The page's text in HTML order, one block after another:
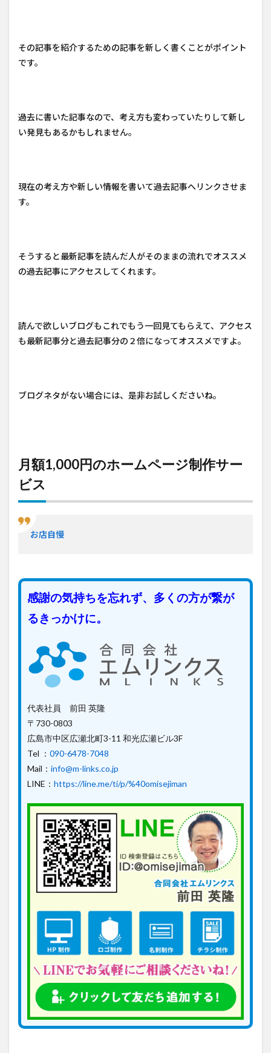
その記事を紹介するための記事を新しく書くことがポイント
です。
過去に書いた記事なので、考え方も変わっていたりして新し
い発見もあるかもしれません。
現在の考え方や新しい情報を書いて過去記事へリンクさせま
す。
そうすると最新記事を読んだ人がそのままの流れでオススメ
の過去記事にアクセスしてくれます。
読んで欲しいブログもこれでもう一回見てもらえて、アクセス
も最新記事分と過去記事分の２倍になってオススメですよ。
ブログネタがない場合には、是非お試しくださいね。
月額1,000円のホームページ制作サー
ビス
お店自慢
感謝の気持ちを忘れず、多くの方が繋が
るきっかけに。
代表社員 前田 英隆
〒730-0803
広島市中区広瀬北町3-11 和光広瀬ビル3F
Tel ： 090-6478-7048
Mail： info@m-links.co.jp
LINE： https://line.me/ti/p/%40omisejiman